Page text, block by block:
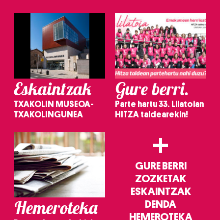
Eskaintzak
TXAKOLIN MUSEOA-
TXAKOLINGUNEA
Gure berri.
Parte hartu 33. Lilatoian
HITZA taldearekin!
Hemeroteka
+
GURE BERRI
ZOZKETAK
ESKAINTZAK
DENDA
HEMEROTEKA